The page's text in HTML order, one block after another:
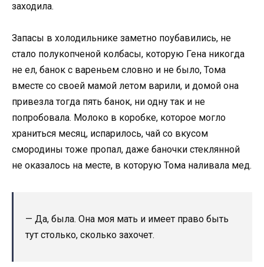
заходила.
Запасы в холодильнике заметно поубавились, не
стало полукопченой колбасы, которую Гена никогда
не ел, банок с вареньем словно и не было, Тома
вместе со своей мамой летом варили, и домой она
привезла тогда пять банок, ни одну так и не
попробовала. Молоко в коробке, которое могло
храниться месяц, испарилось, чай со вкусом
смородины тоже пропал, даже баночки стеклянной
не оказалось на месте, в которую Тома наливала мед.
— Да, была. Она моя мать и имеет право быть
тут столько, сколько захочет.